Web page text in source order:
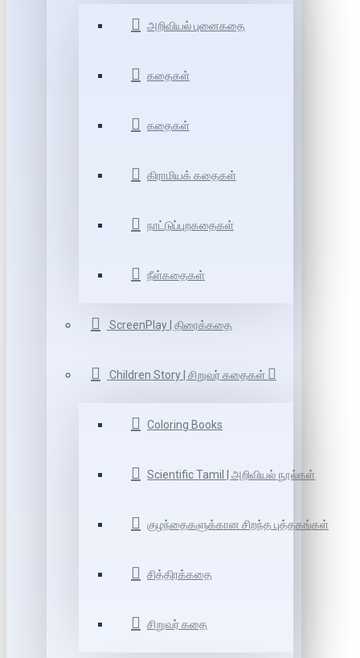
அறிவியல் புனைகதை
கதைகள்
கதைகள்
கிராமியக் கதைகள்
நாட்டுப்புறகதைகள்
நீள்கதைகள்
ScreenPlay | திரைக்கதை
Children Story | சிறுவர் கதைகள்
Coloring Books
Scientific Tamil | அறிவியல் நூல்கள்
குழந்தைகளுக்கான சிறந்த புத்தகங்கள்
சித்திரக்கதை
சிறுவர் கதை